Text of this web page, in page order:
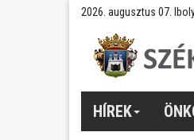
2026. augusztus 07.
HÍREK